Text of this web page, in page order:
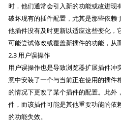
时，他们通常会引入新的功能或改进现
破坏现有的插件配置，尤其是那些依赖
他插件没有及时更新以适应这些变化，
可能尝试修改或覆盖新插件的功能，从
2.3 用户误操作
用户误操作也是导致浏览器扩展插件冲
意中安装了一个与当前正在使用的插件
的情况下更改了某个插件的配置。此外
件，而该插件可能是其他重要功能的依
的功能失效。